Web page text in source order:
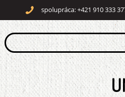
spolupráca: +421 910 333